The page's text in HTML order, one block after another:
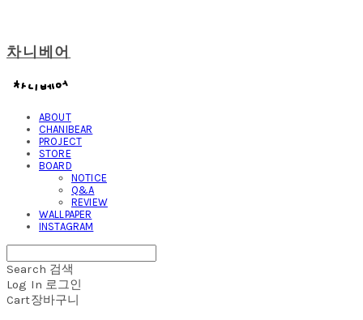
차니베어
ABOUT
CHANIBEAR
PROJECT
STORE
BOARD
NOTICE
Q&A
REVIEW
WALLPAPER
INSTAGRAM
Search 검색
Log In 로그인
Cart장바구니